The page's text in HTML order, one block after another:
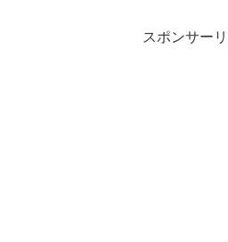
スポンサー